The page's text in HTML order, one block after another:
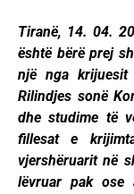
Tiranë, 14. 04.
është bërë prej
një nga
Rilindjes sonë
dhe studime të
fillesat e
vjershëruarit në
lëvruar pak ose